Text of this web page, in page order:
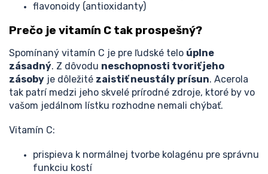
flavonoidy (antioxidanty)
Prečo je vitamín C tak prospešný?
Spomínaný vitamín C je pre ľudské telo úplne
zásadný. Z dôvodu neschopnosti tvoriť jeho
zásoby je dôležité zaistiť neustály prísun. Acerola
tak patrí medzi jeho skvelé prírodné zdroje, ktoré by vo
vašom jedálnom lístku rozhodne nemali chýbať.
Vitamín C:
prispieva k normálnej tvorbe kolagénu pre správnu
funkciu kostí